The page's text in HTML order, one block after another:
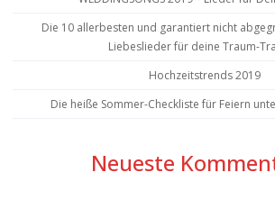
Die 10 allerbesten und garantiert nicht
Liebeslieder für deine Traum-
Hochzeitstrends 2019
Die heiße Sommer-Checkliste für Feiern
Neueste